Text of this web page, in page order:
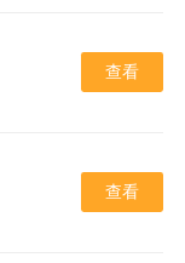
查看
查看